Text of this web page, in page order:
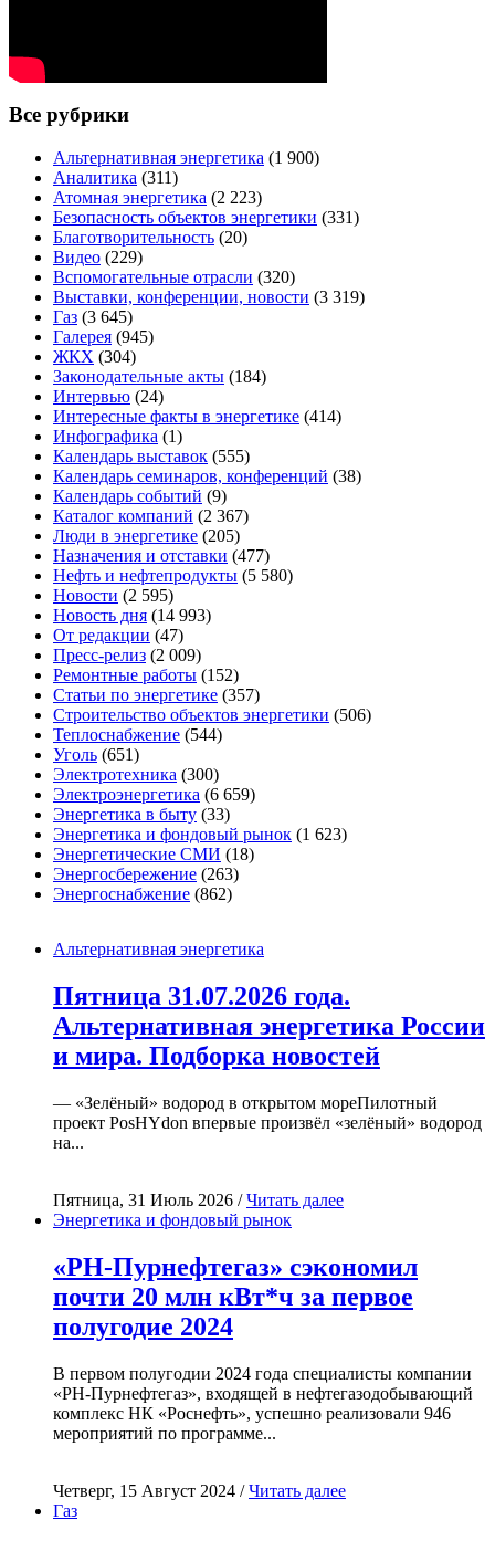
Все рубрики
Альтернативная энергетика (1 900)
Аналитика (311)
Атомная энергетика (2 223)
Безопасность объектов энергетики (331)
Благотворительность (20)
Видео (229)
Вспомогательные отрасли (320)
Выставки, конференции, новости (3 319)
Газ (3 645)
Галерея (945)
ЖКХ (304)
Законодательные акты (184)
Интервью (24)
Интересные факты в энергетике (414)
Инфографика (1)
Календарь выставок (555)
Календарь семинаров, конференций (38)
Календарь событий (9)
Каталог компаний (2 367)
Люди в энергетике (205)
Назначения и отставки (477)
Нефть и нефтепродукты (5 580)
Новости (2 595)
Новость дня (14 993)
От редакции (47)
Пресс-релиз (2 009)
Ремонтные работы (152)
Статьи по энергетике (357)
Строительство объектов энергетики (506)
Теплоснабжение (544)
Уголь (651)
Электротехника (300)
Электроэнергетика (6 659)
Энергетика в быту (33)
Энергетика и фондовый рынок (1 623)
Энергетические СМИ (18)
Энергосбережение (263)
Энергоснабжение (862)
Альтернативная энергетика
Пятница 31.07.2026 года.
Альтернативная энергетика России
и мира. Подборка новостей
— «Зелёный» водород в открытом мореПилотный
проект PosHYdon впервые произвёл «зелёный» водород
на...
Пятница, 31 Июль 2026 /Читать далее
Энергетика и фондовый рынок
«РН-Пурнефтегаз» сэкономил
почти 20 млн кВт*ч за первое
полугодие 2024
В первом полугодии 2024 года специалисты компании
«РН-Пурнефтегаз», входящей в нефтегазодобывающий
комплекс НК «Роснефть», успешно реализовали 946
мероприятий по программе...
Четверг, 15 Август 2024 /Читать далее
Газ